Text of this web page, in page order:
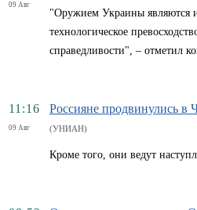
09 Авг
"Оружием Украины являются
технологическое
справедливости", – отметил
11:16
09 Авг
Россияне продвинулись в
(УНИАН)
Кроме того, они ведут